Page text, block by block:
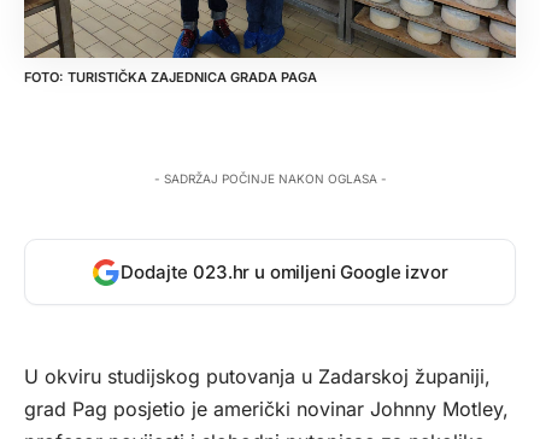
TURISTIČKA ZAJEDNICA GRADA PAGA
- SADRŽAJ POČINJE NAKON OGLASA -
Dodajte 023.hr u omiljeni Google izvor
U okviru studijskog putovanja u Zadarskoj županiji,
grad Pag posjetio je američki novinar Johnny Motley,